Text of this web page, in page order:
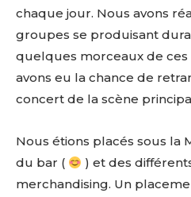
chaque jour. Nous avons
groupes se produisant
quelques morceaux de
avons eu la chance de
concert de la scène
Nous étions placés sous la
du bar (
) et des
merchandising. Un